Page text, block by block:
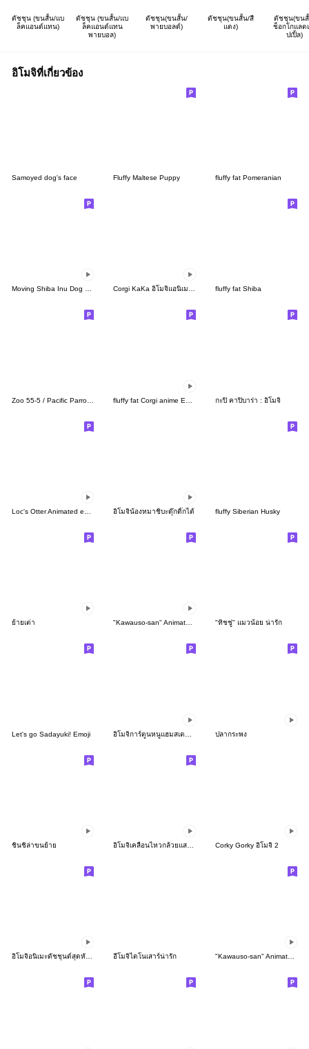
ดัชชุน (ขนสั้น/แบ
ล็คแอนด์แทน)
ดัชชุน (ขนสั้น/แบ
ล็คแอนด์แทน
พายบอล)
ดัชชุน(ขนสั้น/
พายบอลด์)
ดัชชุน(ขนสั้น/สี
แดง)
ดัชชุน(ขน
ช็อกโกแลต
ปเปิ้ล)
อิโมจิที่เกี่ยวข้อง
Samoyed dog's face Fluffy Maltese Puppy fluffy fat Pomeranian
Moving Shiba Inu Dog EMOJI Corgi KaKa อิโมจิแอนิเมชัน fluffy fat Shiba
กะปิ คาปิบาร่า : อิโมจิ
อิโมจิน้องหมาชิบะดุ๊กดิ๊กได้ fluffy Siberian Husky
ย้ายเต่า "Kawauso-san" Animated Emoji "ทิชชู่" แมวน้อย น่ารัก
Let's go Sadayuki! Emoji ปลากระพง
ชินชิล่าขนย้าย Corky Gorky อิโมจิ 2
อิโมจิอนิเมะดัชชุนด์สุดหัวใจ อีโมจิไดโนเสาร์น่ารัก "Kawauso-san" Animated Emoji 2